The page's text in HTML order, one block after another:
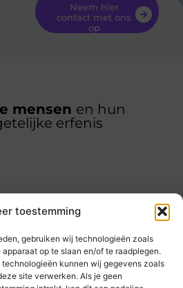
toestemming
gebruiken wij technologieën zoals
op te slaan en/of te raadplegen.
technologieën kunnen wij gegevens zoals
site verwerken. Als je geen
Neem hier
contact met ons
op
mensen en hun
erfenis
eerlijk, alles wat telt.